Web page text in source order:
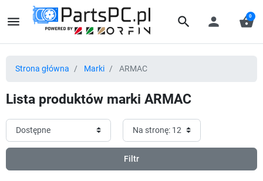
menu search person shopping_basket
0
Strona główna Marki ARMAC
Lista produktów marki ARMAC
Filtr